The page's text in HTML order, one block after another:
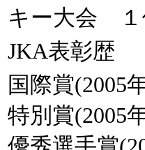
キー大会 １
JKA表彰歴
国際賞(2005
特別賞(2005